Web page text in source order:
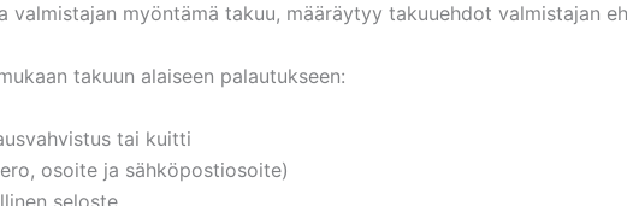
valmistajan myöntämä takuu, määräytyy takuuehdot valmistajan
takuun alaiseen palautukseen:
tai kuitti
osoite ja sähköpostiosoite)
seloste